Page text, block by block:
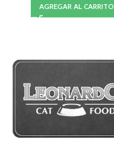
AGREGAR AL CARRITO